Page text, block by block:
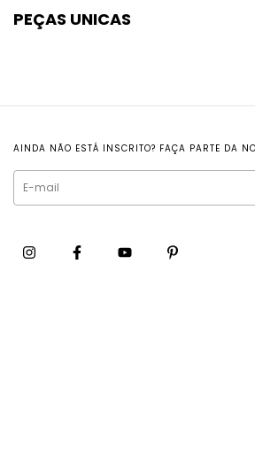
PEÇAS UNICAS
AINDA NÃO ESTÁ INSCRITO? FAÇA PARTE DA